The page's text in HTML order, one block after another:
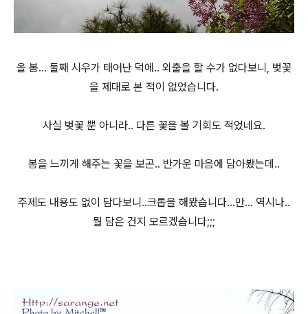
올 봄... 둘째 시우가 태어난 덕에.. 외출을 할 수가 없다보니, 벚꽃
을 제대로 본 적이 없었습니다.
사실 벚꽃 뿐 아니라.. 다른 꽃을 볼 기회도 적었네요.
봄을 느끼게 해주는 꽃을 보곤.. 반가운 마음에 담아봤는데..
주제도 내용도 없이 담다보니..크롭을 해봤습니다...만... 역시나..
뭘 담은 건지 모르겠습니다;;;